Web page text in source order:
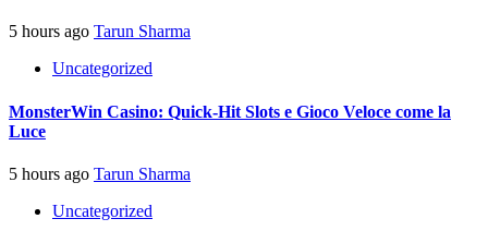
5 hours ago Tarun Sharma
Uncategorized
MonsterWin Casino: Quick‑Hit Slots e Gioco Veloce come la
Luce
5 hours ago Tarun Sharma
Uncategorized